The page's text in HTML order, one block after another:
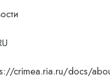
crimea.ria.ru/docs/